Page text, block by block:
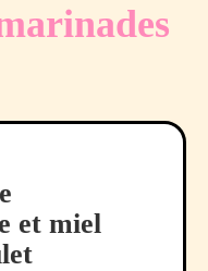
et miel